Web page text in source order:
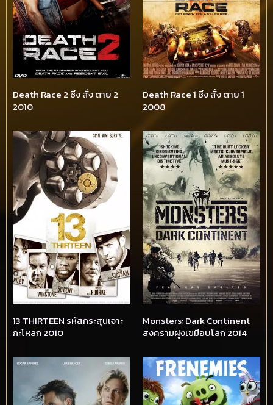
Death Race 2 ซิ่ง สั่ง ตาย 2
2010
Death Race 1 ซิ่ง สั่ง ตาย 1
2008
13 THIRTEEN รหัสกระสุนเจาะ
กะโหลก 2010
Monsters: Dark Continent
สงครามฝูงเขมือบโลก 2014